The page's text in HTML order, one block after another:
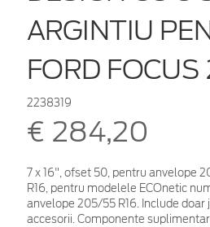
ARGINTIU
FORD FOCUS
2238319
€ 284,20
7 x 16", ofset 50, pentru anvelope
R16, pentru modelele ECOnetic
anvelope 205/55 R16. Include doar
accesorii. Componente